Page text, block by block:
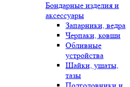
Бондарные изделия и
аксессуары
Запарники, ведра
Черпаки, ковши
Обливные
устройства
Шайки, ушаты,
тазы